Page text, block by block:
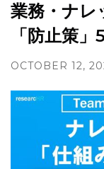
業務・ナレ
「防止策」
OCTOBER 12,